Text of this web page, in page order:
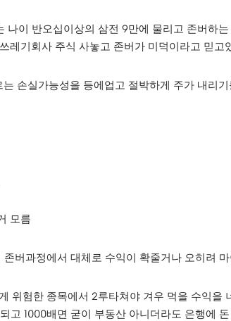
이 반오십이상의 삼전 9만에 물리고 존버하
레기회사 주식 사놓고 존버가 미덕이라고 믿고
손실가능성을 등에업고 절박하게 주가 내리
모름
버과정에서 대체로 수익이 확줄거나 오히려
위험한 종목에서 2루타쳐야 겨우 먹을 수익을
고 1000배면 굳이 부동산 아니더라도 은행에